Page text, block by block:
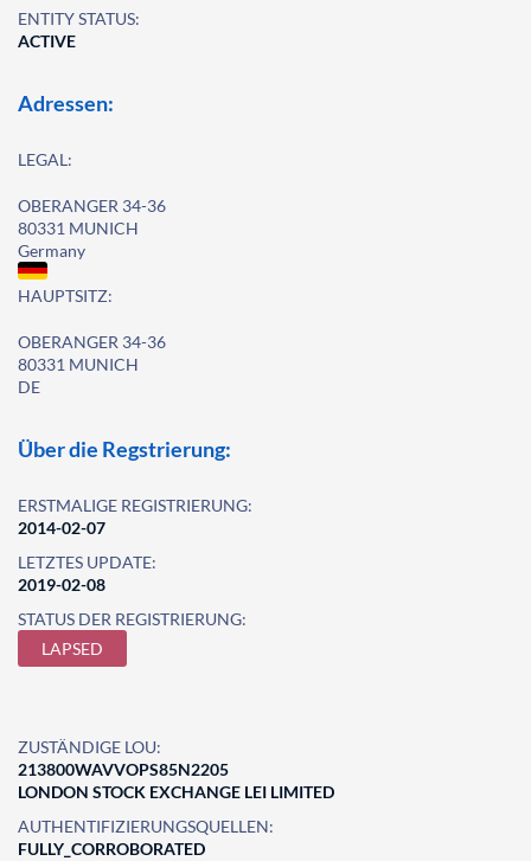
ENTITY STATUS:
ACTIVE
Adressen:
LEGAL:
OBERANGER 34-36
80331 MUNICH
Germany
HAUPTSITZ:
OBERANGER 34-36
80331 MUNICH
DE
Über die Regstrierung:
ERSTMALIGE REGISTRIERUNG:
2014-02-07
LETZTES UPDATE:
2019-02-08
STATUS DER REGISTRIERUNG:
LAPSED
ZUSTÄNDIGE LOU:
213800WAVVOPS85N2205
LONDON STOCK EXCHANGE LEI LIMITED
AUTHENTIFIZIERUNGSQUELLEN:
FULLY_CORROBORATED